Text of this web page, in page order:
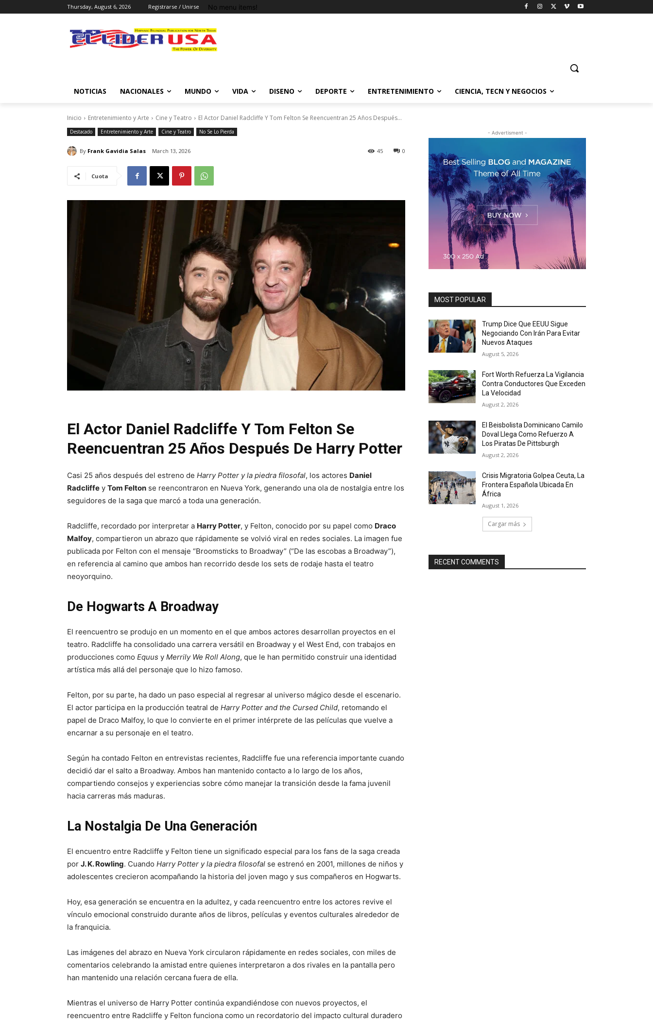
Thursday, August 6, 2026 Registrarse / Unirse No menu items!
NOTICIAS NACIONALES MUNDO VIDA DISENO DEPORTE ENTRETENIMIENTO CIENCIA, TECN Y NEGOCIOS
Inicio Entretenimiento y Arte Cine y Teatro El Actor Daniel Radcliffe Y Tom Felton Se Reencuentran 25 Años Después...
Destacado Entretenimiento y Arte Cine y Teatro No Se Lo Pierda
By Frank Gavidia Salas March 13, 2026 0
45
Cuota
El Actor Daniel Radcliffe Y Tom Felton Se
Reencuentran 25 Años Después De Harry Potter
Casi 25 años después del estreno de Harry Potter y la piedra filosofal, los actores Daniel
Radcliffe y Tom Felton se reencontraron en Nueva York, generando una ola de nostalgia entre los
seguidores de la saga que marcó a toda una generación.
Radcliffe, recordado por interpretar a Harry Potter, y Felton, conocido por su papel como Draco
Malfoy, compartieron un abrazo que rápidamente se volvió viral en redes sociales. La imagen fue
publicada por Felton con el mensaje “Broomsticks to Broadway” (“De las escobas a Broadway”),
en referencia al camino que ambos han recorrido desde los sets de rodaje hasta el teatro
neoyorquino.
De Hogwarts A Broadway
El reencuentro se produjo en un momento en el que ambos actores desarrollan proyectos en el
teatro. Radcliffe ha consolidado una carrera versátil en Broadway y el West End, con trabajos en
producciones como Equus y Merrily We Roll Along, que le han permitido construir una identidad
artística más allá del personaje que lo hizo famoso.
Felton, por su parte, ha dado un paso especial al regresar al universo mágico desde el escenario.
El actor participa en la producción teatral de Harry Potter and the Cursed Child, retomando el
papel de Draco Malfoy, lo que lo convierte en el primer intérprete de las películas que vuelve a
encarnar a su personaje en el teatro.
Según ha contado Felton en entrevistas recientes, Radcliffe fue una referencia importante cuando
decidió dar el salto a Broadway. Ambos han mantenido contacto a lo largo de los años,
compartiendo consejos y experiencias sobre cómo manejar la transición desde la fama juvenil
hacia carreras más maduras.
La Nostalgia De Una Generación
El encuentro entre Radcliffe y Felton tiene un significado especial para los fans de la saga creada
por J. K. Rowling. Cuando Harry Potter y la piedra filosofal se estrenó en 2001, millones de niños y
adolescentes crecieron acompañando la historia del joven mago y sus compañeros en Hogwarts.
Hoy, esa generación se encuentra en la adultez, y cada reencuentro entre los actores revive el
vínculo emocional construido durante años de libros, películas y eventos culturales alrededor de
la franquicia.
Las imágenes del abrazo en Nueva York circularon rápidamente en redes sociales, con miles de
comentarios celebrando la amistad entre quienes interpretaron a dos rivales en la pantalla pero
han mantenido una relación cercana fuera de ella.
Mientras el universo de Harry Potter continúa expandiéndose con nuevos proyectos, el
reencuentro entre Radcliffe y Felton funciona como un recordatorio del impacto cultural duradero
- Advertisment -
MOST POPULAR
Trump Dice Que EEUU Sigue
Negociando Con Irán Para Evitar
Nuevos Ataques
August 5, 2026
Fort Worth Refuerza La Vigilancia
Contra Conductores Que Exceden
La Velocidad
August 2, 2026
El Beisbolista Dominicano Camilo
Doval Llega Como Refuerzo A
Los Piratas De Pittsburgh
August 2, 2026
Crisis Migratoria Golpea Ceuta, La
Frontera Española Ubicada En
África
August 1, 2026
Cargar más
RECENT COMMENTS